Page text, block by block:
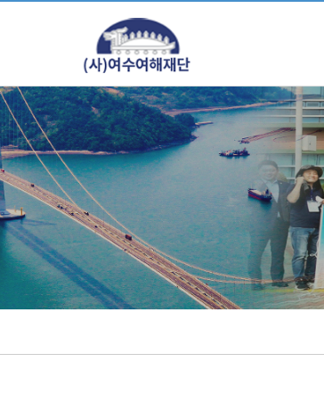
주메뉴 바로가기
컨텐츠 바로가기